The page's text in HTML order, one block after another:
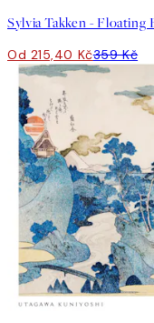
Od 215,40 Kč359 Kč